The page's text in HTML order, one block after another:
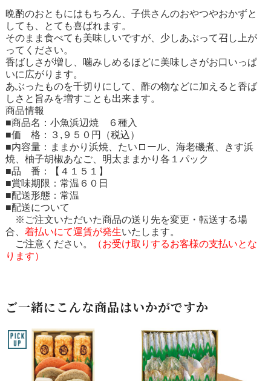
晩酌のおともにはもちろん、子供さんのおやつやおかずと
しても、とても喜ばれます。
そのまま食べても美味しいですが、少しあぶって召し上が
ってください。
香ばしさが増し、噛みしめるほどに美味しさがお口いっぱ
いに広がります。
あぶったものを千切りにして、酢の物などに加えると香ば
しさと旨みを増すことも出来ます。
商品情報
■商品名：小魚浜辺焼 ６種入
■価 格：３,９５０円（税込）
■内容量：ままかり浜焼、たいロール、海老磯煮、きす浜
焼、柚子胡椒あなご、明太ままかり各１パック
■品 番：【４１５１】
■賞味期限：常温６０日
■配送形態：常温
■配送について
※ご注文いただいた商品の送り先を変更・転送する場
合、 着払いにて運賃が発生いたします。
ご注意ください。
（お受け取りするお客様の支払いとな
ります）
ご一緒にこんな商品はいかがですか